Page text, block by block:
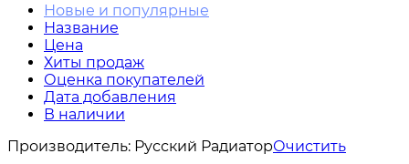
Новые и популярные
Название
Цена
Хиты продаж
Оценка покупателей
Дата добавления
В наличии
Производитель: Русский РадиаторОчистить